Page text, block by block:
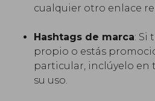
cualquier otro enlace
Hashtags de marca: Si
propio o estás
particular, inclúyelo en
su uso.